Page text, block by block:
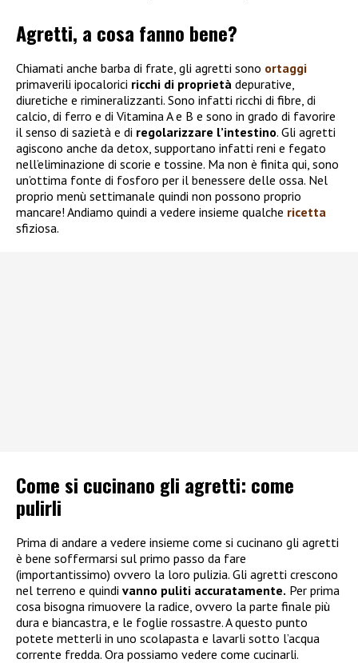
Agretti, a cosa fanno bene?
Chiamati anche barba di frate, gli agretti sono ortaggi
primaverili ipocalorici ricchi di proprietà depurative,
diuretiche e rimineralizzanti. Sono infatti ricchi di fibre, di
calcio, di ferro e di Vitamina A e B e sono in grado di favorire
il senso di sazietà e di regolarizzare l’intestino. Gli agretti
agiscono anche da detox, supportano infatti reni e fegato
nell’eliminazione di scorie e tossine. Ma non è finita qui, sono
un’ottima fonte di fosforo per il benessere delle ossa. Nel
proprio menù settimanale quindi non possono proprio
mancare! Andiamo quindi a vedere insieme qualche ricetta
sfiziosa.
Come si cucinano gli agretti: come
pulirli
Prima di andare a vedere insieme come si cucinano gli agretti
è bene soffermarsi sul primo passo da fare
(importantissimo) ovvero la loro pulizia. Gli agretti crescono
nel terreno e quindi vanno puliti accuratamente. Per prima
cosa bisogna rimuovere la radice, ovvero la parte finale più
dura e biancastra, e le foglie rossastre. A questo punto
potete metterli in uno scolapasta e lavarli sotto l’acqua
corrente fredda. Ora possiamo vedere come cucinarli.